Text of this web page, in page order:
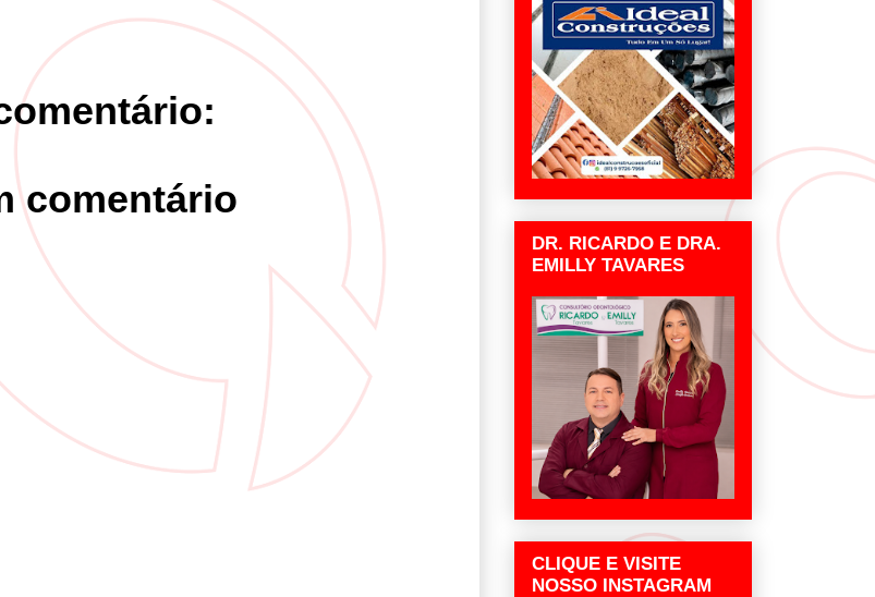
comentário
DR. RICARDO E DRA.
EMILLY TAVARES
CLIQUE E VISITE
NOSSO INSTAGRAM